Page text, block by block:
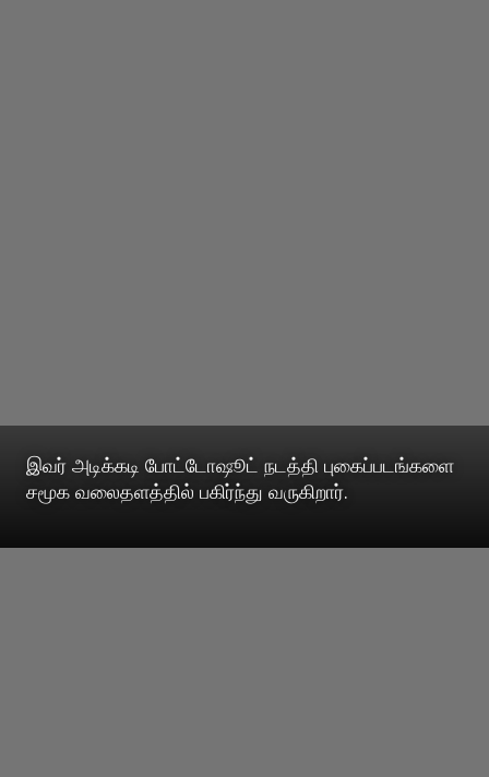
இவர் அடிக்கடி போட்டோஷூட் நடத்தி புகைப்படங்களை
சமூக வலைதளத்தில் பகிர்ந்து வருகிறார்.